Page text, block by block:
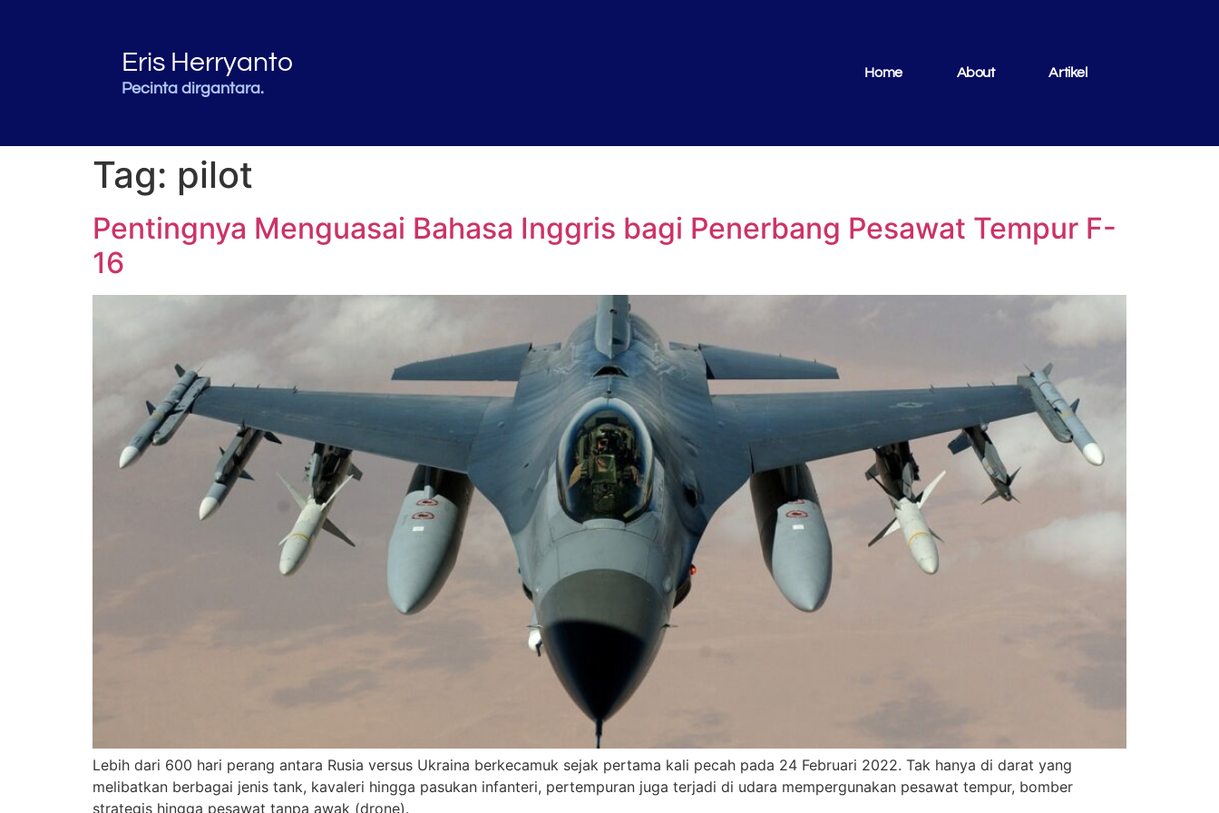
Eris Herryanto
Pecinta dirgantara.
Home About Artikel
Tag: pilot
Pentingnya Menguasai Bahasa Inggris bagi Penerbang Pesawat Tempur F-
16
Lebih dari 600 hari perang antara Rusia versus Ukraina berkecamuk sejak pertama kali pecah pada 24 Februari 2022. Tak hanya di darat yang
melibatkan berbagai jenis tank, kavaleri hingga pasukan infanteri, pertempuran juga terjadi di udara mempergunakan pesawat tempur, bomber
strategis hingga pesawat tanpa awak (drone).